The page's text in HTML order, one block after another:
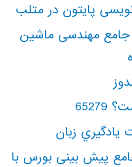
پایتون در متلب
جامع مهندسی ماشین
زبان
پیش بینی بورس با